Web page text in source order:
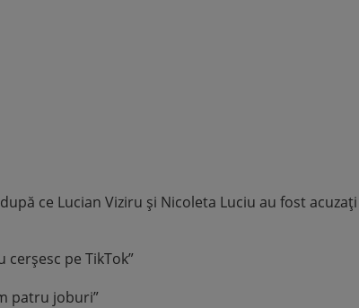
ce Lucian Viziru și Nicoleta Luciu au fost acuzați
cerșesc pe TikTok”
patru joburi”